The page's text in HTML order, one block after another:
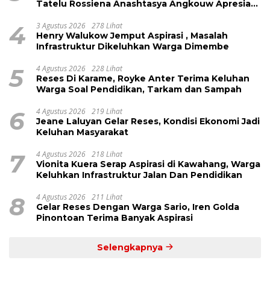
Tatelu Rossiena Anashtasya Angkouw Apresiasi
4 3 Agustus 2026 278 Lihat
Henry Walukow Jemput Aspirasi , Masalah
Infrastruktur Dikeluhkan Warga Dimembe
5 4 Agustus 2026 228 Lihat
Reses Di Karame, Royke Anter Terima Keluhan
Warga Soal Pendidikan, Tarkam dan Sampah
6 4 Agustus 2026 219 Lihat
Jeane Laluyan Gelar Reses, Kondisi Ekonomi Jadi
Keluhan Masyarakat
7 4 Agustus 2026 218 Lihat
Vionita Kuera Serap Aspirasi di Kawahang, Warga
Keluhkan Infrastruktur Jalan Dan Pendidikan
8 4 Agustus 2026 211 Lihat
Gelar Reses Dengan Warga Sario, Iren Golda
Pinontoan Terima Banyak Aspirasi
Selengkapnya